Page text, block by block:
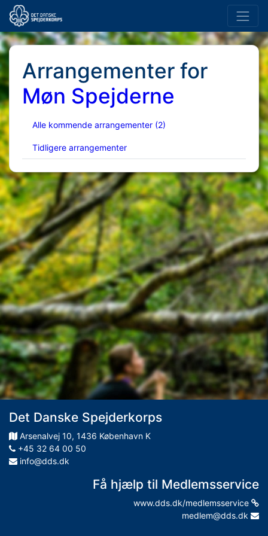
Arrangementer for
Møn Spejderne
Alle kommende arrangementer (2)
Tidligere arrangementer
Det Danske Spejderkorps
Arsenalvej 10, 1436 København K
+45 32 64 00 50
info@dds.dk
Få hjælp til Medlemsservice
www.dds.dk/medlemsservice
medlem@dds.dk